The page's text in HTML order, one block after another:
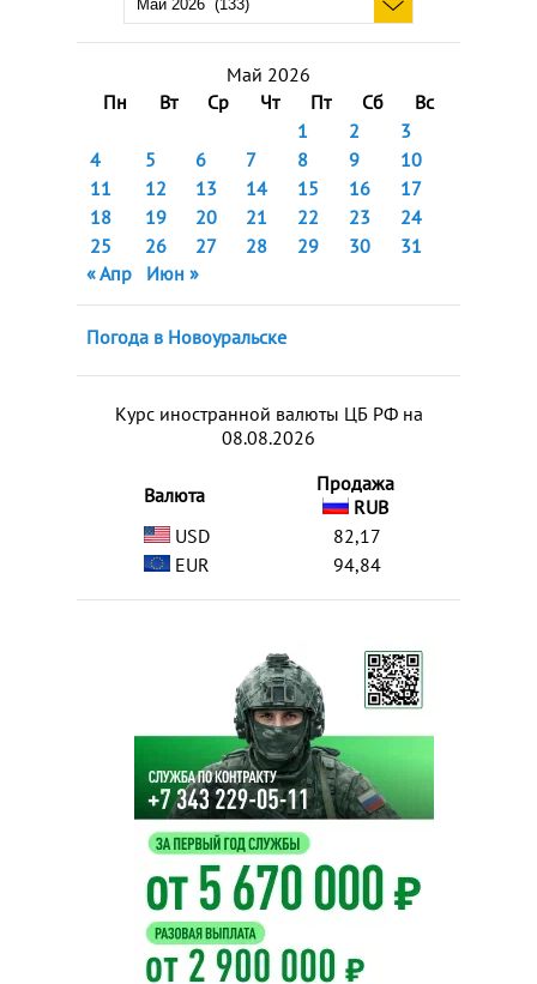
Май 2026
Пн
Вт Ср Чт Пт Сб
Вс
1
2
3
4
5 6 7 8 9
10
11
12 13 14 15 16
17
18
19 20 21 22 23
24
25
26 27 28 29 30
31
« Апр
Июн »
Погода в Новоуральске
Курс иностранной валюты ЦБ РФ на
08.08.2026
Валюта
Продажа
RUB
USD
82,17
EUR
94,84